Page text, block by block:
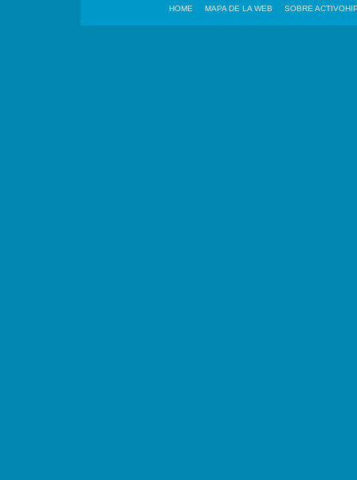
HOME
MAPA DE LA WEB SOBRE